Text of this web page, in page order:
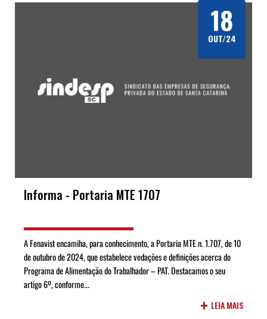
Informa - Portaria MTE 1707
A Fenavist encamiha, para conhecimento, a Portaria MTE n. 1.707, de 10
de outubro de 2024, que estabelece vedações e definições acerca do
Programa de Alimentação do Trabalhador – PAT. Destacamos o seu
artigo 6º, conforme...
+ LEIA MAIS
18
OUT/24